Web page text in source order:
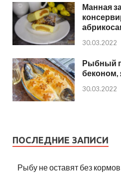
Манная
30.03.2022
Рыбный
беконом,
30.03.2022
ПОСЛЕДНИЕ ЗАПИСИ
Рыбу не оставят без кормов